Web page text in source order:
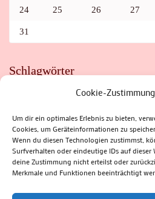
Cookie-
Um dir ein optimales Erlebnis zu bieten,
Cookies, um Geräteinformationen zu
Wenn du diesen Technologien zustimmst,
Surfverhalten oder eindeutige IDs auf dieser
deine Zustimmung nicht erteilst oder
Merkmale und Funktionen beeinträchtigt
24 25 26 27
31
Schlagwörter
FAHRRAD
FLOHMARKT FOLK
HITZEFALLE AUTO
IRISH DANCE
KINDER
KIRMES KLASSIK
KRIMI
KULTUR LESUNG
PARASITEN
PILZE
SOMMERFERIEN
SPORT SRH
STADTMARKETING
SUHLER FRÜHLING
SUHLER
THÜRINGER
ZELLA-MEHLIS